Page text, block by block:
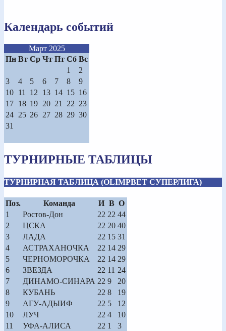
Календарь событий
Март 2025
Пн Вт Ср Чт Пт Сб Вс
1
2
3
4 5 6 7 8
9
10 11 12 13 14 15 16
17 18 19 20 21 22 23
24 25 26 27 28 29 30
31
ТУРНИРНЫЕ ТАБЛИЦЫ
ТУРНИРНАЯ ТАБЛИЦА (OLIMPBET СУПЕРЛИГА)
Поз. Команда И В О
1
Ростов-Дон 22 22 44
2
ЦСКА 22 20 40
3
ЛАДА 22 15 31
4
АСТРАХАНОЧКА 22 14 29
5
ЧЕРНОМОРОЧКА 22 14 29
6
ЗВЕЗДА 22 11 24
7
ДИНАМО-СИНАРА 22 9
20
8
КУБАНЬ 22 8
19
9
АГУ-АДЫИФ 22 5
12
10
ЛУЧ 22 4
10
11
УФА-АЛИСА 22 1 3